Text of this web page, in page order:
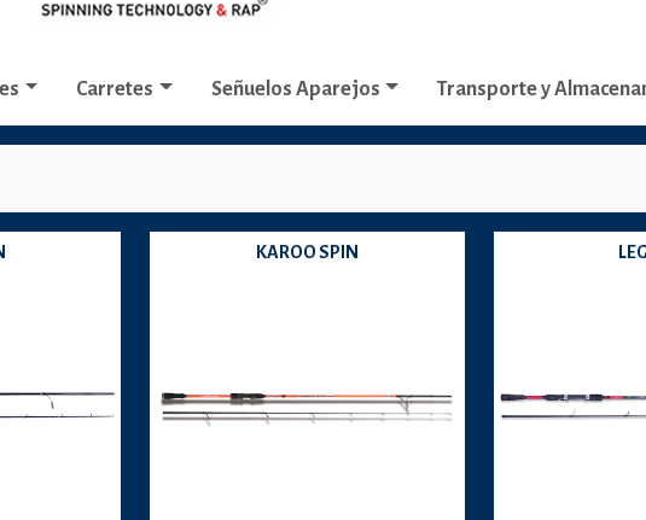
Carretes Señuelos Aparejos Transporte y
KAROO SPIN